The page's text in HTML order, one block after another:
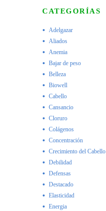
CATEGORÍAS
Adelgazar
Aliados
Anemia
Bajar de peso
Belleza
Biowell
Cabello
Cansancio
Cloruro
Colágenos
Concentración
Crecimiento del Cabello
Debilidad
Defensas
Destacado
Elasticidad
Energia